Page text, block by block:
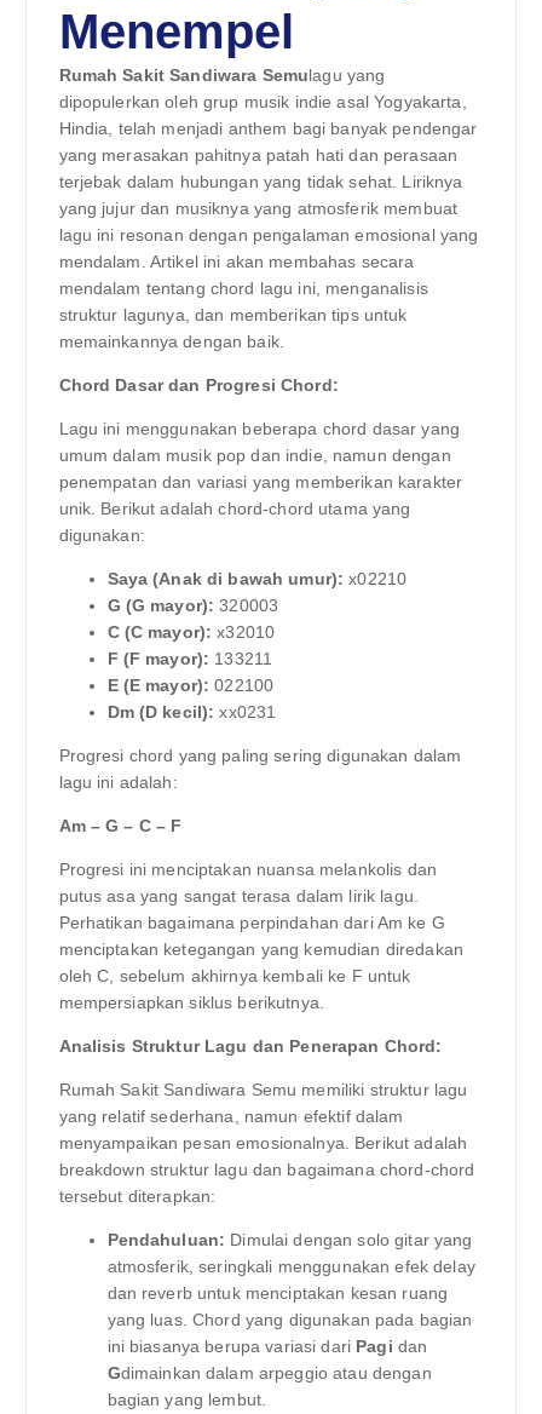
Menempel
Rumah Sakit Sandiwara Semulagu yang
dipopulerkan oleh grup musik indie asal Yogyakarta,
Hindia, telah menjadi anthem bagi banyak pendengar
yang merasakan pahitnya patah hati dan perasaan
terjebak dalam hubungan yang tidak sehat. Liriknya
yang jujur dan musiknya yang atmosferik membuat
lagu ini resonan dengan pengalaman emosional yang
mendalam. Artikel ini akan membahas secara
mendalam tentang chord lagu ini, menganalisis
struktur lagunya, dan memberikan tips untuk
memainkannya dengan baik.
Chord Dasar dan Progresi Chord:
Lagu ini menggunakan beberapa chord dasar yang
umum dalam musik pop dan indie, namun dengan
penempatan dan variasi yang memberikan karakter
unik. Berikut adalah chord-chord utama yang
digunakan:
Saya (Anak di bawah umur): x02210
G (G mayor): 320003
C (C mayor): x32010
F (F mayor): 133211
E (E mayor): 022100
Dm (D kecil): xx0231
Progresi chord yang paling sering digunakan dalam
lagu ini adalah:
Am – G – C – F
Progresi ini menciptakan nuansa melankolis dan
putus asa yang sangat terasa dalam lirik lagu.
Perhatikan bagaimana perpindahan dari Am ke G
menciptakan ketegangan yang kemudian diredakan
oleh C, sebelum akhirnya kembali ke F untuk
mempersiapkan siklus berikutnya.
Analisis Struktur Lagu dan Penerapan Chord:
Rumah Sakit Sandiwara Semu memiliki struktur lagu
yang relatif sederhana, namun efektif dalam
menyampaikan pesan emosionalnya. Berikut adalah
breakdown struktur lagu dan bagaimana chord-chord
tersebut diterapkan:
Pendahuluan: Dimulai dengan solo gitar yang
atmosferik, seringkali menggunakan efek delay
dan reverb untuk menciptakan kesan ruang
yang luas. Chord yang digunakan pada bagian
ini biasanya berupa variasi dari Pagi dan
Gdimainkan dalam arpeggio atau dengan
bagian yang lembut.